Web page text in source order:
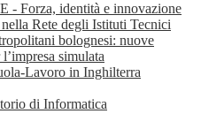
- Forza, identità e innovazione
Rete degli Istituti Tecnici
bolognesi: nuove
simulata
Lavoro in Inghilterra
di Informatica